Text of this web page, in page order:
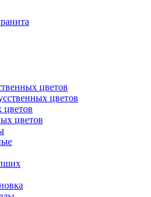
цветов
цветов
цветов